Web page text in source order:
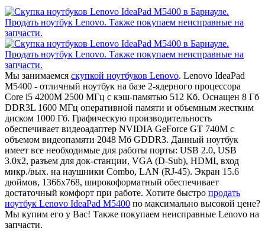
Мы занимаемся скупкой ноутбуков Lenovo. Lenovo IdeaPad
M5400 - отличный ноутбук на базе 2-ядерного процессора
Core i5 4200M 2500 МГц с кэш-памятью 512 Кб. Оснащен 8 Гб
DDR3L 1600 МГц оперативной памяти и объемным жестким
диском 1000 Гб. Графическую производительность
обеспечивает видеоадаптер NVIDIA GeForce GT 740M с
объемом видеопамяти 2048 Мб GDDR3. Данный ноутбук
имеет все необходимые для работы порты: USB 2.0, USB
3.0x2, разъем для док-станции, VGA (D-Sub), HDMI, вход
микр./вых. на наушники Combo, LAN (RJ-45). Экран 15.6
дюймов, 1366x768, широкоформатный обеспечивает
достаточный комфорт при работе. Хотите быстро продать
ноутбук Lenovo IdeaPad M5400 по максимально высокой цене?
Мы купим его у Вас! Также покупаем неисправные Lenovo на
запчасти.